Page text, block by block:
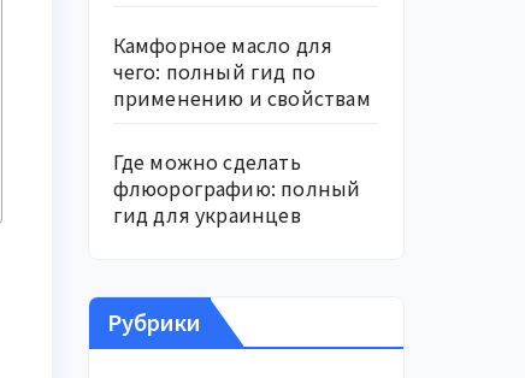
Камфорное масло для
чего: полный гид по
применению и свойствам
Где можно сделать
флюорографию: полный
гид для украинцев
Рубрики